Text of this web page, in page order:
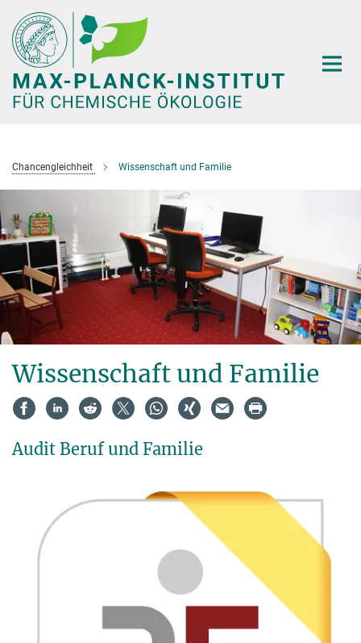
Hauptinhalt
Chancengleichheit Wissenschaft und Familie
Wissenschaft und Familie
Audit Beruf und Familie